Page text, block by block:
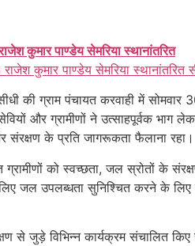
कुमार पाण्डेय सेमरिया स्थानांतरित
कुमार पाण्डेय सेमरिया स्थानांतरित
की ग्राम पंचायत करवाही में सोमवार
और ग्रामीणों ने उत्साहपूर्वक
के प्रति जागरूकता फैलाना रहा।
ग्रामीणों को स्वच्छता, जल स्रोतों के
जल उपलब्धता सुनिश्चित करने के लिए
से जुड़े विभिन्न कार्यक्रम संचालित